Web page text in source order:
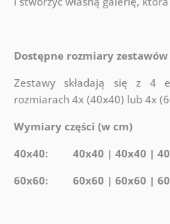
Dostępne rozmiary zestawów
Zestawy składają się z 4
rozmiarach 4x (40x40) lub 4x
Wymiary części (w cm)
40x40: 40x40 | 40x40 |
60x60: 60x60 | 60x60 |